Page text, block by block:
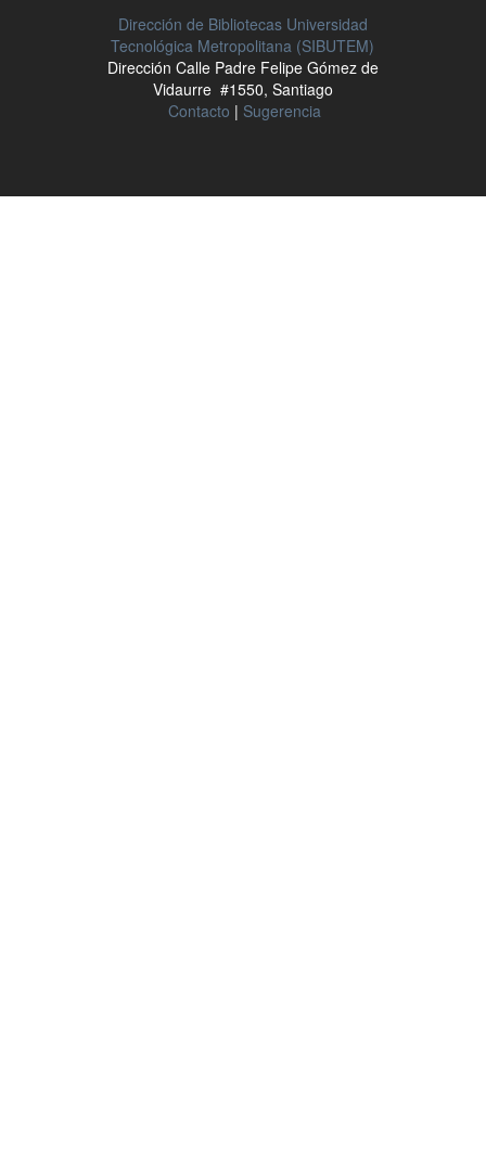
Dirección de Bibliotecas Universidad
Tecnológica Metropolitana (SIBUTEM)
Dirección Calle Padre Felipe Gómez de
Vidaurre #1550, Santiago
Contacto | Sugerencia